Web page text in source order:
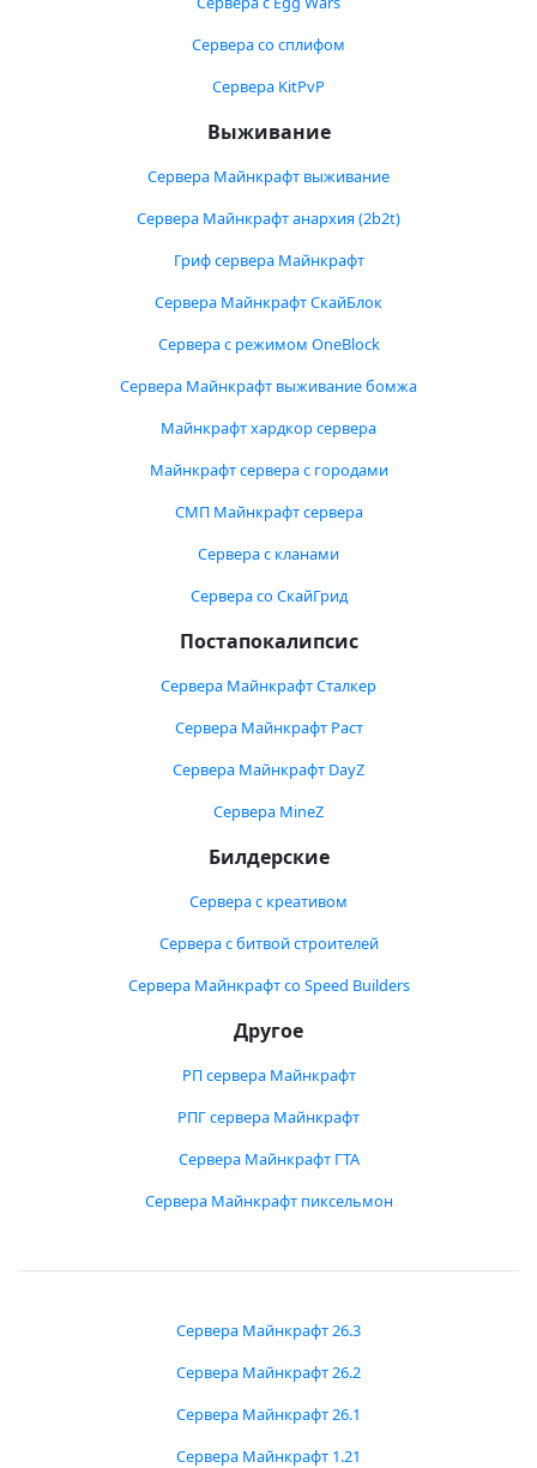
Сервера со сплифом
Сервера KitPvP
Выживание
Сервера Майнкрафт выживание
Сервера Майнкрафт анархия (2b2t)
Гриф сервера Майнкрафт
Сервера Майнкрафт СкайБлок
Сервера с режимом OneBlock
Сервера Майнкрафт выживание бомжа
Майнкрафт хардкор сервера
Майнкрафт сервера с городами
СМП Майнкрафт сервера
Сервера с кланами
Сервера со СкайГрид
Постапокалипсис
Сервера Майнкрафт Сталкер
Сервера Майнкрафт Раст
Сервера Майнкрафт DayZ
Сервера MineZ
Билдерские
Сервера с креативом
Сервера с битвой строителей
Сервера Майнкрафт со Speed Builders
Другое
РП сервера Майнкрафт
РПГ сервера Майнкрафт
Сервера Майнкрафт ГТА
Сервера Майнкрафт пиксельмон
Сервера Майнкрафт 26.3
Сервера Майнкрафт 26.2
Сервера Майнкрафт 26.1
Сервера Майнкрафт 1.21